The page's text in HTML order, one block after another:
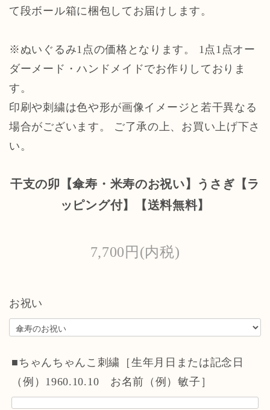
て段ボール箱に梱包してお届けします。
※ぬいぐるみ1点の価格となります。 1点1点オー
ダーメード・ハンドメイドでお作りしておりま
す。
印刷や刺繍は色や形が画像イメージと若干異なる
場合がございます。 ご了承の上、お買い上げ下さ
い。
干支の卯【傘寿・米寿のお祝い】うさぎ【ラ
ッピング付】【送料無料】
7,700円(内税)
お祝い
■ちゃんちゃんこ刺繍［生年月日または記念日
（例）1960.10.10 お名前（例）敏子］